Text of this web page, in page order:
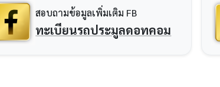
สอบถามข้อมูลเพิ่มเติม FB
ทะเบียนรถประมูลดอทคอม